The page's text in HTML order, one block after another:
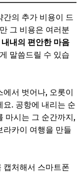
간의 추가 비용이 드
그 비용은 여러분
내의 편안한 마음
말씀드릴 수 있습
서 벗어나, 오롯이
. 공항에 내리는 순
마시는 그 순간까지,
라카이 여행을 만들
캡처해서 스마트폰